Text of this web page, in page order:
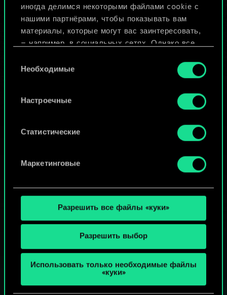
иногда делимся некоторыми файлами cookie с
нашими партнёрами, чтобы показывать вам
материалы, которые могут вас заинтересовать,
— например, в социальных сетях. Однако все
разрешения.
Найти подробную информацию о том, как мы
используем ваши файлы cookie, и изменить
«Настройки» ниже.
согласия
Необходимые
Настроечные
Статистические
Маркетинговые
Разрешить все файлы «куки»
Разрешить выбор
Использовать только необходимые файлы
«куки»
ИЛИ
МОЖЕТ ПАРТЕЕЧКУ В ГВИНТ?
ИГРАТЬ
БЕСПЛАТНО НА ПК